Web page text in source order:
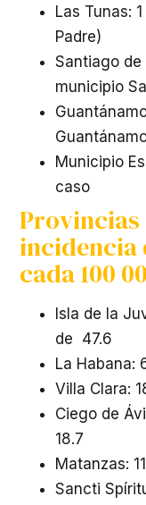
Las Tunas:
Padre)
Santiago de
municipio
Municipio
caso
Provincias
incidencia
cada 100
Isla de la
de 47.6
La Habana:
Villa Clara:
Ciego de
18.7
Matanzas:
Sancti